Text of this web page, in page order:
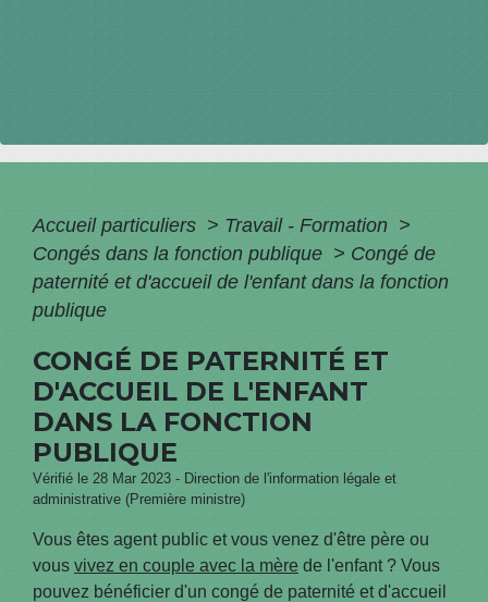
Accueil particuliers > Travail - Formation >
Congés dans la fonction publique > Congé de
paternité et d'accueil de l'enfant dans la fonction
publique
CONGÉ DE PATERNITÉ ET
D'ACCUEIL DE L'ENFANT
DANS LA FONCTION
PUBLIQUE
Vérifié le 28 Mar 2023 - Direction de l'information légale et
administrative (Première ministre)
Vous êtes agent public et vous venez d'être père ou
vous vivez en couple avec la mère de l'enfant ? Vous
pouvez bénéficier d'un congé de paternité et d'accueil